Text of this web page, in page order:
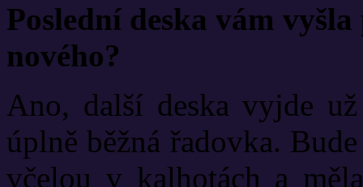
Poslední deska vám
nového?
Ano, další deska vyjde
úplně běžná řadovka.
včelou v kalhotách a